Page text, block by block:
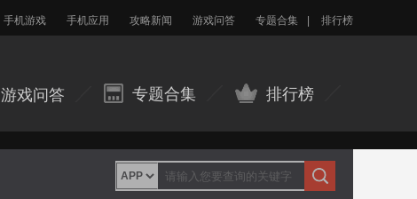
手机游戏 手机应用 攻略新闻 游戏问答 专题合集 排行榜
游戏问答 专题合集 排行榜